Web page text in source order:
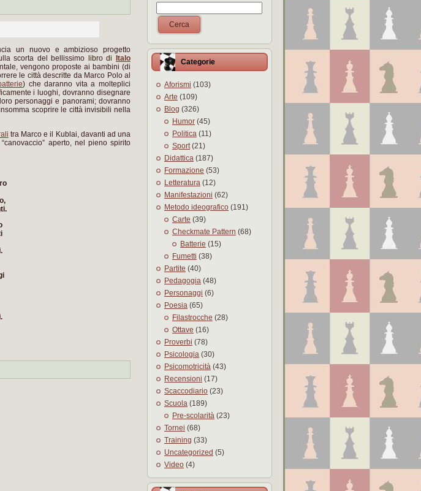
un nuovo e ambizioso progetto
scorta del bellissimo libro di
Italo
vengono proposte ai bambini (di
le città descritte da Marco Polo al
) che daranno vita a molteplici
i luoghi, dovranno disegnare
personaggi e panorami; dovranno
scoprire le città invisibili nella
tra Marco e il Kublai, davanti ad una
aperto, nel pieno spirito
Cerca
Categorie
Aforismi (103)
Arte (109)
Blog (326)
Humor (45)
Politica (11)
Sport(21)
Didattica (187)
Formazione (53)
Letteratura (12)
Manifestazioni (62)
Metodo ideografico (191)
Carte (39)
Checkmate Pattern (68)
Batterie (15)
Fumetti (38)
Partite (40)
Pedagogia (48)
Personaggi (6)
Poesia (65)
Filastrocche (28)
Ottave (16)
Proverbi (78)
Psicologia (30)
Psicomotricità (43)
Recensioni (17)
Scaccodiario (23)
Scuola (189)
Pre-scolarità (23)
Tornei (68)
Training (33)
Uncategorized (5)
Video (4)